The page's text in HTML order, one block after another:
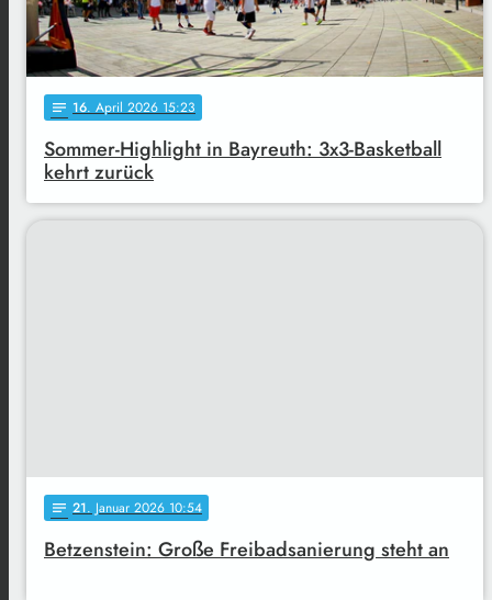
notes 16. April 2026 15:23
Sommer-Highlight in Bayreuth: 3x3-Basketball
kehrt zurück
notes 21. Januar 2026 10:54
Betzenstein: Große Freibadsanierung steht an